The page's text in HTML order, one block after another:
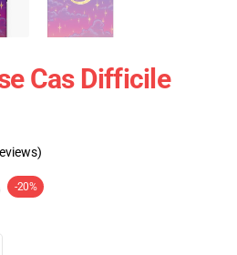
Cas Difficile
-20%